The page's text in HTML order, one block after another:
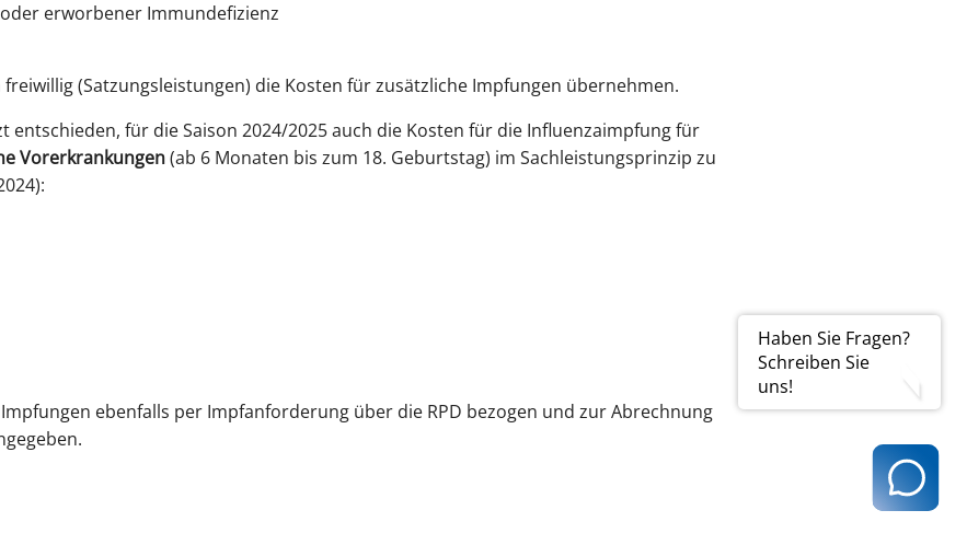
Haben Sie Fragen?
Schreiben Sie
uns!
erworbener Immundefizienz
freiwillig (Satzungsleistungen) die Kosten für zusätzliche Impfungen übernehmen.
entschieden, für die Saison 2024/2025 auch die Kosten für die Influenzaimpfung für
Vorerkrankungen(ab 6 Monaten bis zum 18. Geburtstag) im Sachleistungsprinzip zu
ebenfalls per Impfanforderung über die RPD bezogen und zur Abrechnung